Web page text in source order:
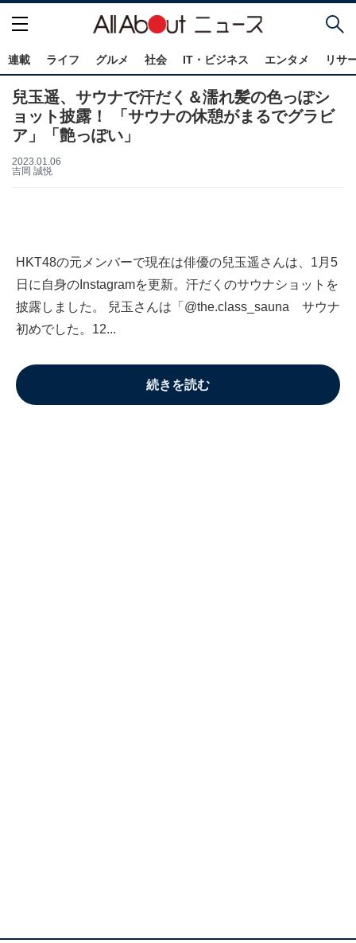
連載 ライフ グルメ 社会 IT・ビジネス エンタメ リサ
兒玉遥、サウナで汗だく＆濡れ髪の色っぽシ
ョット披露！ 「サウナの休憩がまるでグラビ
ア」「艶っぽい」
2023.01.06
吉岡 誠悦
HKT48の元メンバーで現在は俳優の兒玉遥さんは、1月5
日に自身のInstagramを更新。汗だくのサウナショットを
披露しました。 兒玉さんは「@the.class_sauna サウナ
初めでした。12...
続きを読む